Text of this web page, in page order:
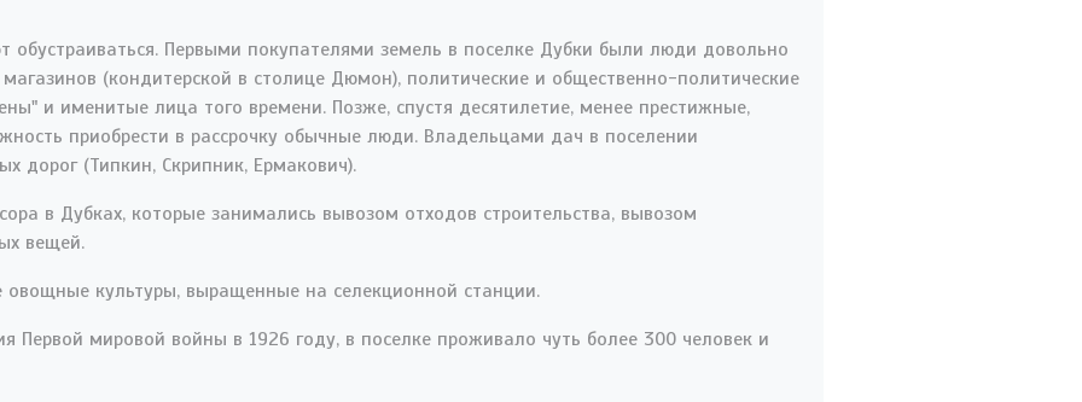
Первыми покупателями земель в поселке Дубки были люди довольно
(кондитерской в столице Дюмон), политические и общественно-политические
и именитые лица того времени. Позже, спустя десятилетие, менее престижные,
приобрести в рассрочку обычные люди. Владельцами дач в поселении
дорог (Типкин, Скрипник, Ермакович).
в Дубках, которые занимались вывозом отходов строительства, вывозом
вещей.
культуры, выращенные на селекционной станции.
Первой мировой войны в 1926 году, в поселке проживало чуть более 300 человек и